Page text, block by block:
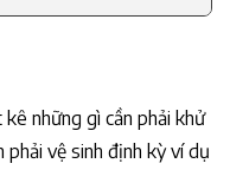
những gì cần phải khử
vệ sinh định kỳ ví dụ